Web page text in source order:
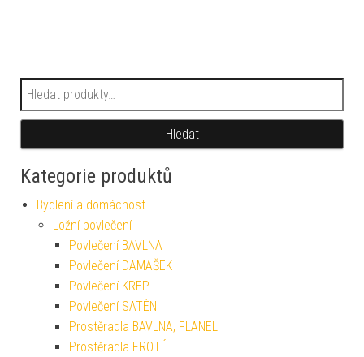
Hledat:
Hledat
Kategorie produktů
Bydlení a domácnost
Ložní povlečení
Povlečení BAVLNA
Povlečení DAMAŠEK
Povlečení KREP
Povlečení SATÉN
Prostěradla BAVLNA, FLANEL
Prostěradla FROTÉ